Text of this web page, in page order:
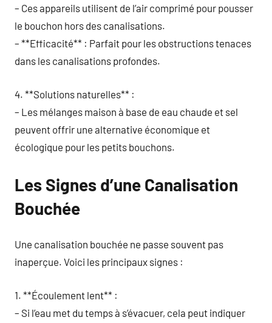
– Ces appareils utilisent de l’air comprimé pour pousser
le bouchon hors des canalisations.
– **Efficacité** : Parfait pour les obstructions tenaces
dans les canalisations profondes.
4. **Solutions naturelles** :
– Les mélanges maison à base de eau chaude et sel
peuvent offrir une alternative économique et
écologique pour les petits bouchons.
Les Signes d’une Canalisation
Bouchée
Une canalisation bouchée ne passe souvent pas
inaperçue. Voici les principaux signes :
1. **Écoulement lent** :
– Si l’eau met du temps à s’évacuer, cela peut indiquer